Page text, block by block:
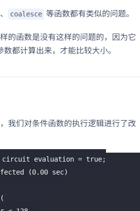
、 coalesce 等函数都有类似的问题。
的函数是没有这样的问题的，因为它
都计算出来，才能比较大小。
我们对条件函数的执行逻辑进行了改
= true;
(0.00 sec)
(